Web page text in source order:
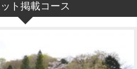
ト掲載コース